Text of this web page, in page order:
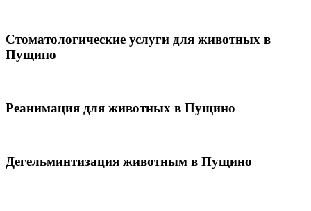
Стоматологические услуги для животных в
Пущино
Реанимация для животных в Пущино
Дегельминтизация животным в Пущино